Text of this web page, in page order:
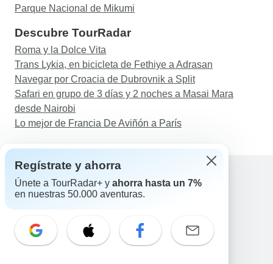
Parque Nacional de Mikumi
Descubre TourRadar
Roma y la Dolce Vita
Trans Lykia, en bicicleta de Fethiye a Adrasan
Navegar por Croacia de Dubrovnik a Split
Safari en grupo de 3 días y 2 noches a Masai Mara
desde Nairobi
Lo mejor de Francia De Aviñón a París
Ayuda
Correo electrónico: support@tourradar.com
Selecciona el idioma
Regístrate y ahorra
Únete a TourRadar+ y ahorra hasta un 7%
en nuestras 50.000 aventuras.